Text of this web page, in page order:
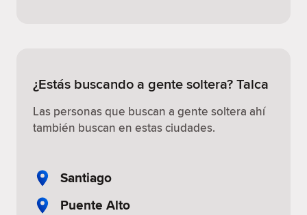
¿Estás buscando a gente soltera? Talca
Las personas que buscan a gente soltera ahí
también buscan en estas ciudades.
Santiago
Puente Alto